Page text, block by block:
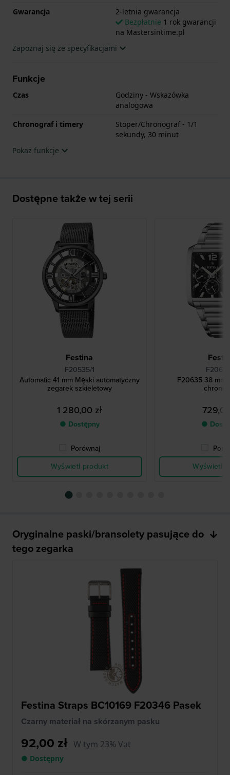
Gwarancja
2-letnia gwarancja
Bezpłatnie 1 rok gwarancji
na Mastersintime.pl
Zapoznaj się ze specyfikacjami
Funkcje
Czas
Godziny - Wskazówka
analogowa
Chronograf i timery
Stoper/Chronograf - 1/1
sekundy, 30 minut
Pokaż funkcje
Dostępne także w tej serii
Festina
F20535/1
Automatic 41 mm Męski automatyczny
zegarek szkieletowy
1 280,00 zł
● Dostępny
Porównaj
Wyświetl produkt
F20635 38 mm
●
Wyświetl
Oryginalne paski/bransolety pasujące do
tego zegarka
Festina Straps BC10169 F20346 Pasek
Czarny materiał na skórzanym pasku
92,00 zł W tym 23% Vat
● Dostępny